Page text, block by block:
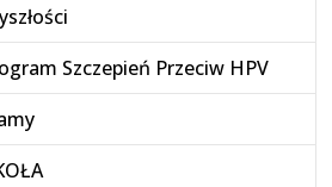
Szczepień Przeciw HPV